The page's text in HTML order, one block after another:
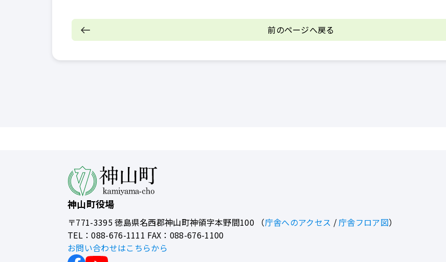
前のページへ戻る
神山町役場
〒771-3395徳島県名西郡神山町神領字本野間100 （庁舎へのアクセス /庁舎フロア図）
TEL：088-676-1111 FAX：088-676-1100
お問い合わせはこちらから